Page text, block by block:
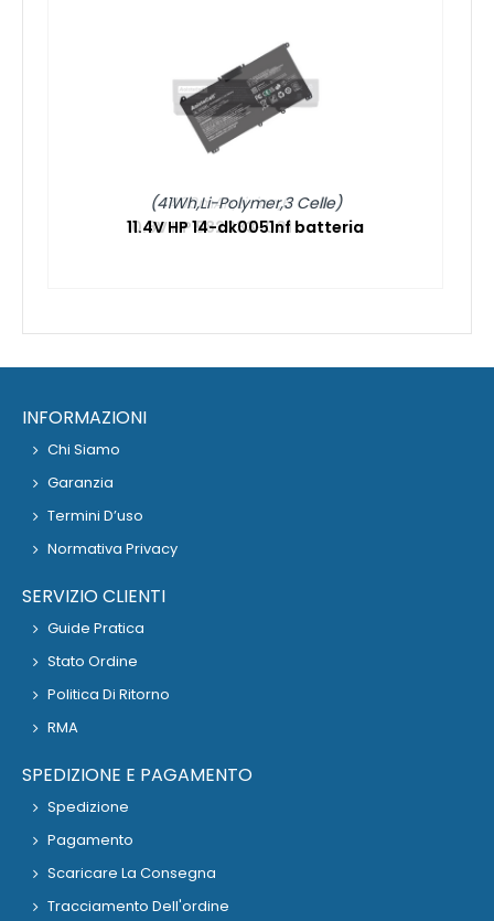
(41Wh,Li-Polymer,3 Celle)
11.4V HP 14-dk0051nf batteria
INFORMAZIONI
Chi Siamo
Garanzia
Termini D’uso
Normativa Privacy
SERVIZIO CLIENTI
Guide Pratica
Stato Ordine
Politica Di Ritorno
RMA
SPEDIZIONE E PAGAMENTO
Spedizione
Pagamento
Scaricare La Consegna
Tracciamento Dell'ordine